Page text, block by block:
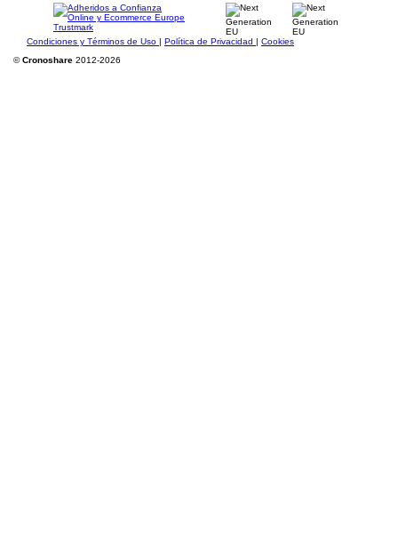
Condiciones y Términos de Uso | Política de Privacidad | Cookies
©Cronoshare 2012-2026